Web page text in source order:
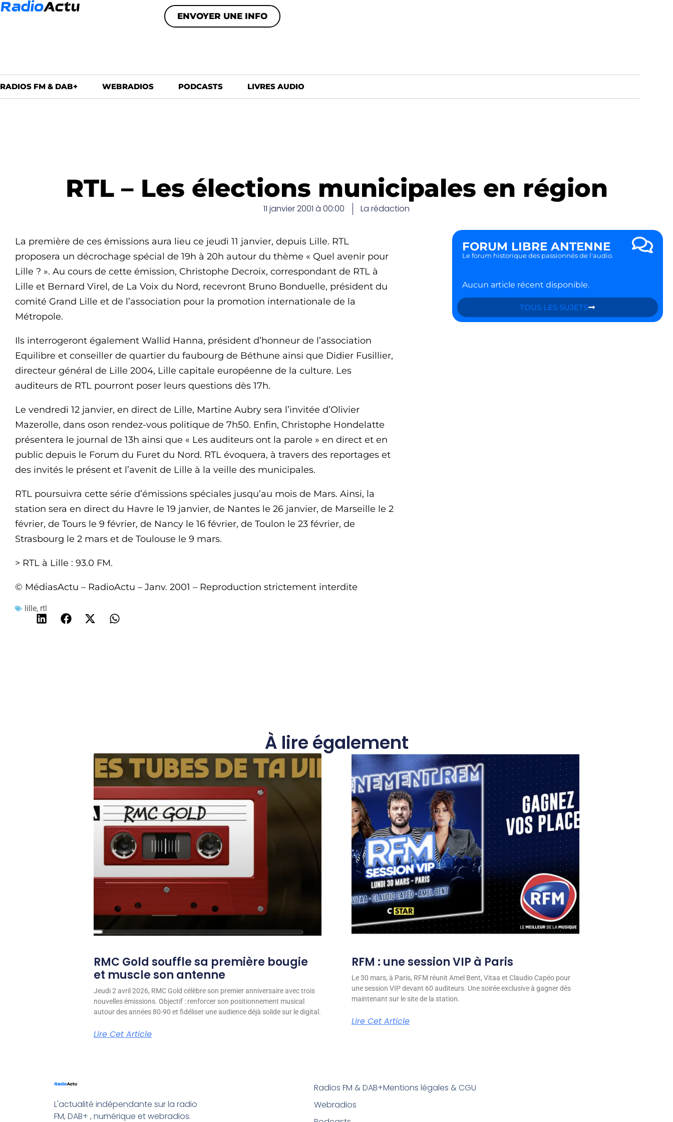
ENVOYER UNE INFO
RADIOS FM & DAB+ WEBRADIOS PODCASTS LIVRES AUDIO
RTL – Les élections municipales en région
11 janvier 2001 à 00:00 La rédaction
La première de ces émissions aura lieu ce jeudi 11 janvier, depuis Lille. RTL
proposera un décrochage spécial de 19h à 20h autour du thème « Quel avenir pour
Lille ? ». Au cours de cette émission, Christophe Decroix, correspondant de RTL à
Lille et Bernard Virel, de La Voix du Nord, recevront Bruno Bonduelle, président du
comité Grand Lille et de l’association pour la promotion internationale de la
Métropole.
Ils interrogeront également Wallid Hanna, président d’honneur de l’association
Equilibre et conseiller de quartier du faubourg de Béthune ainsi que Didier Fusillier,
directeur général de Lille 2004, Lille capitale européenne de la culture. Les
auditeurs de RTL pourront poser leurs questions dès 17h.
Le vendredi 12 janvier, en direct de Lille, Martine Aubry sera l’invitée d’Olivier
Mazerolle, dans oson rendez-vous politique de 7h50. Enfin, Christophe Hondelatte
présentera le journal de 13h ainsi que « Les auditeurs ont la parole » en direct et en
public depuis le Forum du Furet du Nord. RTL évoquera, à travers des reportages et
des invités le présent et l’avenit de Lille à la veille des municipales.
RTL poursuivra cette série d’émissions spéciales jusqu’au mois de Mars. Ainsi, la
station sera en direct du Havre le 19 janvier, de Nantes le 26 janvier, de Marseille le 2
février, de Tours le 9 février, de Nancy le 16 février, de Toulon le 23 février, de
Strasbourg le 2 mars et de Toulouse le 9 mars.
> RTL à Lille : 93.0 FM.
© MédiasActu – RadioActu – Janv. 2001 – Reproduction strictement interdite
lille, rtl
FORUM LIBRE ANTENNE
Le forum historique des passionnés de l'audio.
Aucun article récent disponible.
TOUS LES SUJETS
À lire également
RMC Gold souffle sa première bougie
et muscle son antenne
Jeudi 2 avril 2026, RMC Gold célèbre son premier anniversaire avec trois
nouvelles émissions. Objectif : renforcer son positionnement musical
autour des années 80-90 et fidéliser une audience déjà solide sur le digital.
Lire Cet Article
RFM : une session VIP à Paris
Le 30 mars, à Paris, RFM réunit Amel Bent, Vitaa et Claudio Capéo pour
une session VIP devant 60 auditeurs. Une soirée exclusive à gagner dès
maintenant sur le site de la station.
Lire Cet Article
L'actualité indépendante sur la radio
FM, DAB+ , numérique et webradios.
Radios FM & DAB+
Webradios
Mentions légales & CGU